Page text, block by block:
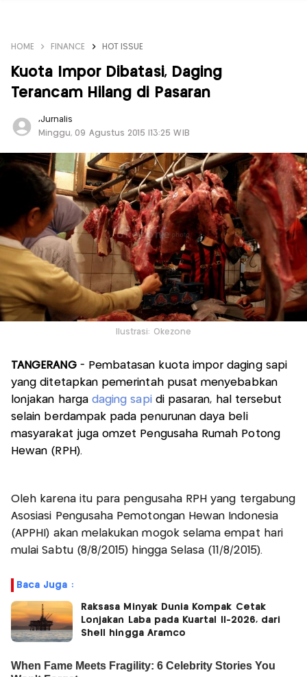
HOME FINANCE HOT ISSUE
Kuota Impor Dibatasi, Daging
Terancam Hilang di Pasaran
,Jurnalis
Minggu, 09 Agustus 2015 |13:25 WIB
Ilustrasi: Okezone
TANGERANG- Pembatasan kuota impor daging sapi
yang ditetapkan pemerintah pusat menyebabkan
lonjakan hargadaging sapi di pasaran, hal tersebut
selain berdampak pada penurunan daya beli
masyarakat juga omzet Pengusaha Rumah Potong
Hewan (RPH).
Oleh karena itu para pengusaha RPH yang tergabung
Asosiasi Pengusaha Pemotongan Hewan Indonesia
(APPHI) akan melakukan mogok selama empat hari
mulai Sabtu (8/8/2015) hingga Selasa (11/8/2015).
Baca Juga :
Raksasa Minyak Dunia Kompak Cetak
Lonjakan Laba pada Kuartal II-2026, dari
Shell hingga Aramco